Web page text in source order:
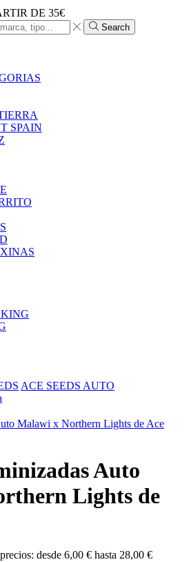
DE 35€
Search
SPAIN
ACE SEEDS AUTO
Auto
Lights de
desde 6,00 € hasta 28,00 €